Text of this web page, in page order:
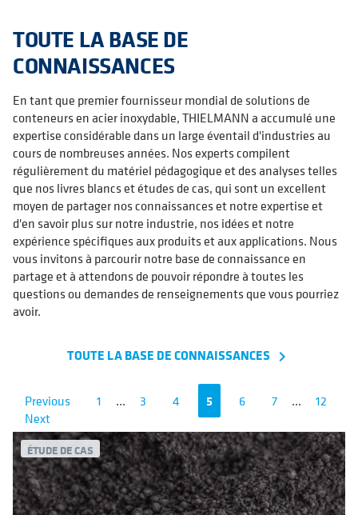
TOUTE LA BASE DE
CONNAISSANCES
En tant que premier fournisseur mondial de solutions de
conteneurs en acier inoxydable, THIELMANN a accumulé une
expertise considérable dans un large éventail d'industries au
cours de nombreuses années. Nos experts compilent
régulièrement du matériel pédagogique et des analyses telles
que nos livres blancs et études de cas, qui sont un excellent
moyen de partager nos connaissances et notre expertise et
d'en savoir plus sur notre industrie, nos idées et notre
expérience spécifiques aux produits et aux applications. Nous
vous invitons à parcourir notre base de connaissance en
partage et à attendons de pouvoir répondre à toutes les
questions ou demandes de renseignements que vous pourriez
avoir.
TOUTE LA BASE DE CONNAISSANCES navigate_next
Previous 1 ... 3 4 5 6 7 ...
12
Next
ÉTUDE DE CAS